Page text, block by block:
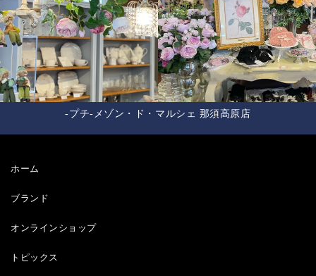
-プチ-メゾン・ド・マルシェ 那須高原店
ホーム
ブランド
オンラインショップ
トピックス